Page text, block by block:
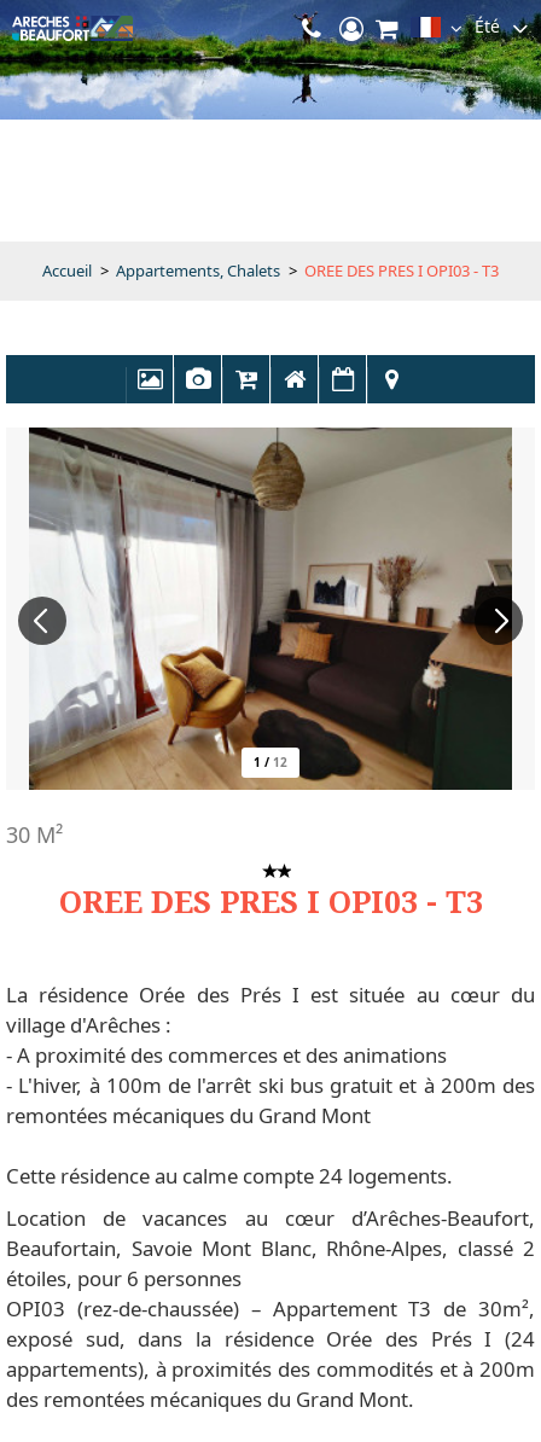
Été
Accueil > Appartements, Chalets > OREE DES PRES I OPI03 - T3
1 / 12
OREE DES PRES I OPI03 - T3
30 M²
La résidence Orée des Prés I est située au cœur du
village d'Arêches :
- A proximité des commerces et des animations
- L'hiver, à 100m de l'arrêt ski bus gratuit et à 200m des
remontées mécaniques du Grand Mont
Cette résidence au calme compte 24 logements.
Location de vacances au cœur d’Arêches-Beaufort,
Beaufortain, Savoie Mont Blanc, Rhône-Alpes, classé 2
étoiles, pour 6 personnes
OPI03 (rez-de-chaussée) – Appartement T3 de 30m²,
exposé sud, dans la résidence Orée des Prés I (24
appartements), à proximités des commodités et à 200m
des remontées mécaniques du Grand Mont.